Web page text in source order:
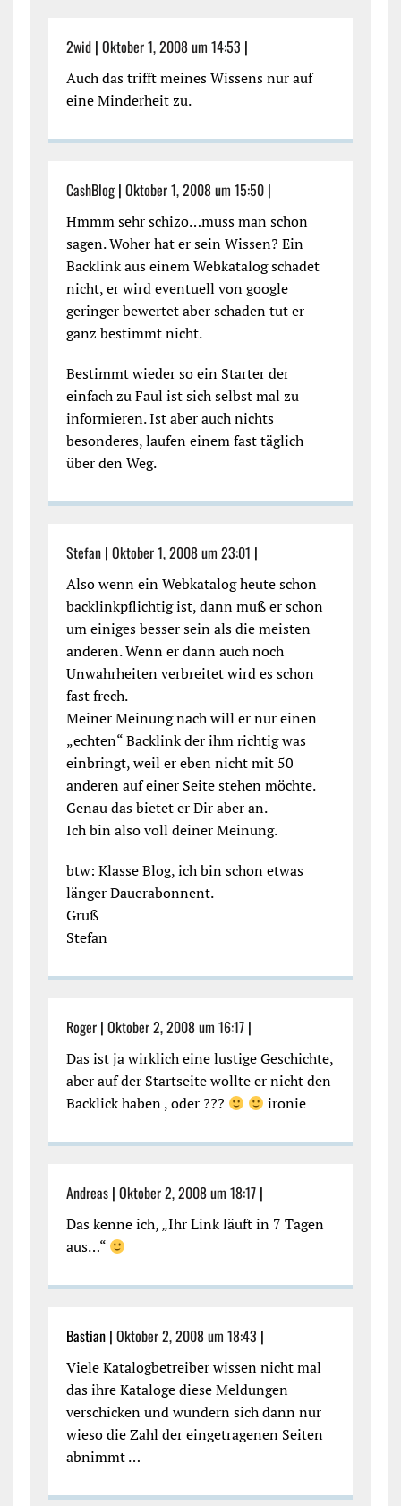
2wid| Oktober 1, 2008 um 14:53 |
Auch das trifft meines Wissens nur auf
eine Minderheit zu.
CashBlog| Oktober 1, 2008 um 15:50|
Hmmm sehr schizo…muss man schon
sagen. Woher hat er sein Wissen? Ein
Backlink aus einem Webkatalog schadet
nicht, er wird eventuell von google
geringer bewertet aber schaden tut er
ganz bestimmt nicht.
Bestimmt wieder so ein Starter der
einfach zu Faul ist sich selbst mal zu
informieren. Ist aber auch nichts
besonderes, laufen einem fast täglich
über den Weg.
Stefan| Oktober 1, 2008 um 23:01 |
Also wenn ein Webkatalog heute schon
backlinkpflichtig ist, dann muß er schon
um einiges besser sein als die meisten
anderen. Wenn er dann auch noch
Unwahrheiten verbreitet wird es schon
fast frech.
Meiner Meinung nach will er nur einen
„echten“ Backlink der ihm richtig was
einbringt, weil er eben nicht mit 50
anderen auf einer Seite stehen möchte.
Genau das bietet er Dir aber an.
Ich bin also voll deiner Meinung.
btw: Klasse Blog, ich bin schon etwas
länger Dauerabonnent.
Gruß
Stefan
Roger| Oktober 2, 2008 um 16:17|
Das ist ja wirklich eine lustige Geschichte,
aber auf der Startseite wollte er nicht den
Backlick haben , oder ???
ironie
Andreas| Oktober 2, 2008 um 18:17|
Das kenne ich, „Ihr Link läuft in 7 Tagen
aus…“
Bastian | Oktober 2, 2008 um 18:43 |
Viele Katalogbetreiber wissen nicht mal
das ihre Kataloge diese Meldungen
verschicken und wundern sich dann nur
wieso die Zahl der eingetragenen Seiten
abnimmt …